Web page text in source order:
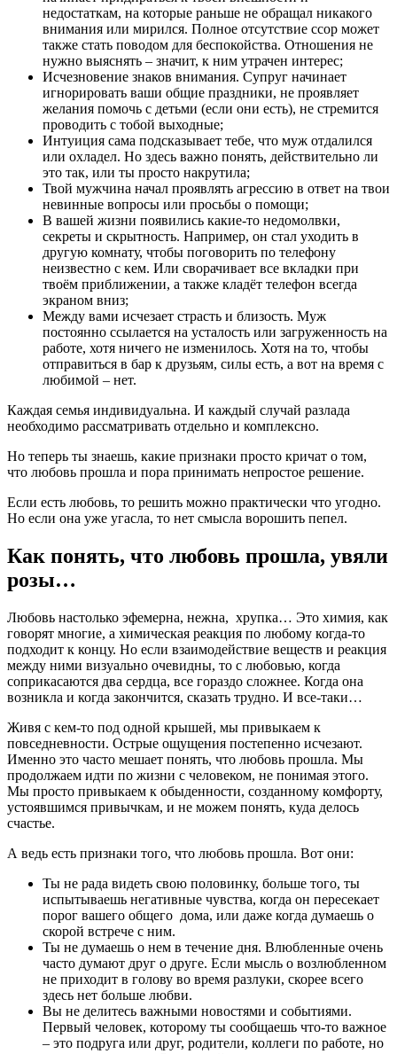
недостаткам, на которые раньше не обращал никакого
внимания или мирился. Полное отсутствие ссор может
также стать поводом для беспокойства. Отношения не
нужно выяснять – значит, к ним утрачен интерес;
Исчезновение знаков внимания. Супруг начинает
игнорировать ваши общие праздники, не проявляет
желания помочь с детьми (если они есть), не стремится
проводить с тобой выходные;
Интуиция сама подсказывает тебе, что муж отдалился
или охладел. Но здесь важно понять, действительно ли
это так, или ты просто накрутила;
Твой мужчина начал проявлять агрессию в ответ на твои
невинные вопросы или просьбы о помощи;
В вашей жизни появились какие-то недомолвки,
секреты и скрытность. Например, он стал уходить в
другую комнату, чтобы поговорить по телефону
неизвестно с кем. Или сворачивает все вкладки при
твоём приближении, а также кладёт телефон всегда
экраном вниз;
Между вами исчезает страсть и близость. Муж
постоянно ссылается на усталость или загруженность на
работе, хотя ничего не изменилось. Хотя на то, чтобы
отправиться в бар к друзьям, силы есть, а вот на время с
любимой – нет.
Каждая семья индивидуальна. И каждый случай разлада
необходимо рассматривать отдельно и комплексно.
Но теперь ты знаешь, какие признаки просто кричат о том,
что любовь прошла и пора принимать непростое решение.
Если есть любовь, то решить можно практически что угодно.
Но если она уже угасла, то нет смысла ворошить пепел.
Как понять, что любовь прошла, увяли
розы…
Любовь настолько эфемерна, нежна, хрупка… Это химия, как
говорят многие, а химическая реакция по любому когда-то
подходит к концу. Но если взаимодействие веществ и реакция
между ними визуально очевидны, то с любовью, когда
соприкасаются два сердца, все гораздо сложнее. Когда она
возникла и когда закончится, сказать трудно. И все-таки…
Живя с кем-то под одной крышей, мы привыкаем к
повседневности. Острые ощущения постепенно исчезают.
Именно это часто мешает понять, что любовь прошла. Мы
продолжаем идти по жизни с человеком, не понимая этого.
Мы просто привыкаем к обыденности, созданному комфорту,
устоявшимся привычкам, и не можем понять, куда делось
счастье.
А ведь есть признаки того, что любовь прошла. Вот они:
Ты не рада видеть свою половинку, больше того, ты
испытываешь негативные чувства, когда он пересекает
порог вашего общего дома, или даже когда думаешь о
скорой встрече с ним.
Ты не думаешь о нем в течение дня. Влюбленные очень
часто думают друг о друге. Если мысль о возлюбленном
не приходит в голову во время разлуки, скорее всего
здесь нет больше любви.
Вы не делитесь важными новостями и событиями.
Первый человек, которому ты сообщаешь что-то важное
– это подруга или друг, родители, коллеги по работе, но